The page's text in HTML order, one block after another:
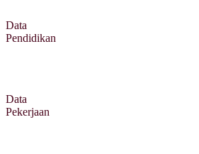
Data
Pendidikan
Data
Pekerjaan